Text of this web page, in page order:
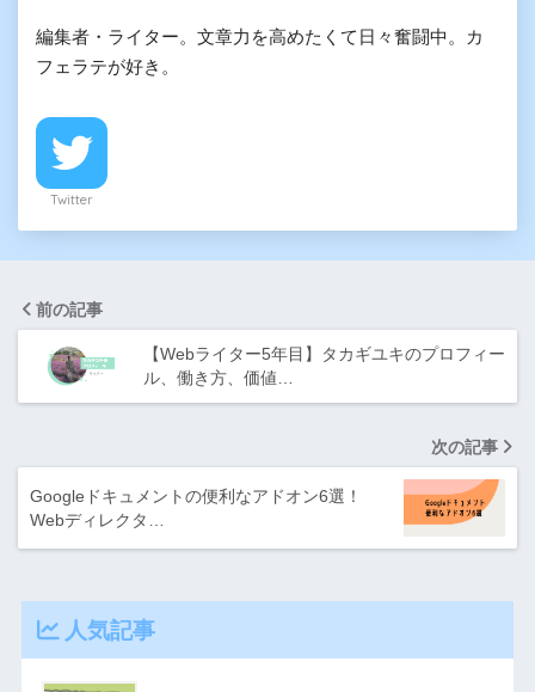
編集者・ライター。文章力を高めたくて日々奮闘中。カ
フェラテが好き。
Twitter
前の記事
【Webライター5年目】タカギユキのプロフィー
ル、働き方、価値…
次の記事
Googleドキュメントの便利なアドオン6選！
Webディレクタ…
人気記事